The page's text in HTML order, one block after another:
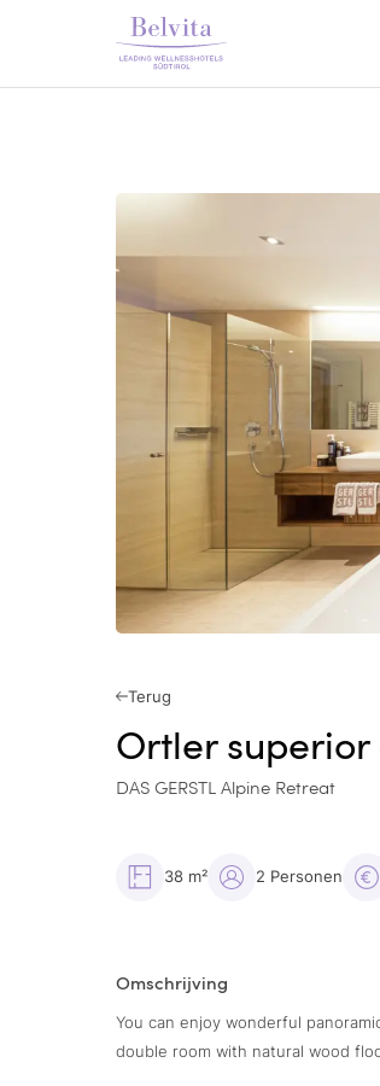
Terug
Ortler
DAS GERSTL Alpine Retreat
38 m² 2 Personen
Omschrijving
You can enjoy wonderful
double room with natural wood